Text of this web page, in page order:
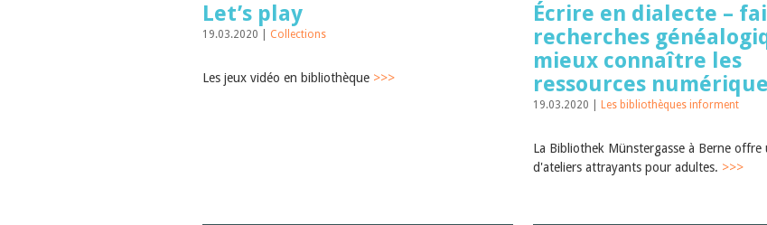
Let’s play
19.03.2020 | Collections
Les jeux vidéo en bibliothèque >>>
Écrire en dialecte –
recherches
mieux connaître les
ressources
19.03.2020 | Les bibliothèques informent
La Bibliothek Münstergasse à Berne offre
d'ateliers attrayants pour adultes. >>>